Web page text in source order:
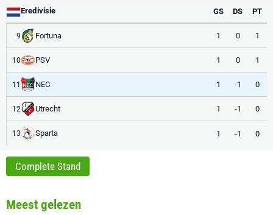
Eredivisie GS DS PT
9 Fortuna 1 0 1
10 PSV 1 0 1
11 NEC 1 -1 0
12 Utrecht 1 -1 0
13 Sparta 1 -1 0
Complete Stand
Meest gelezen